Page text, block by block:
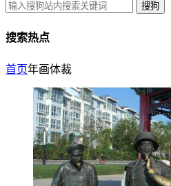
搜狗
搜索热点
首页年画体裁